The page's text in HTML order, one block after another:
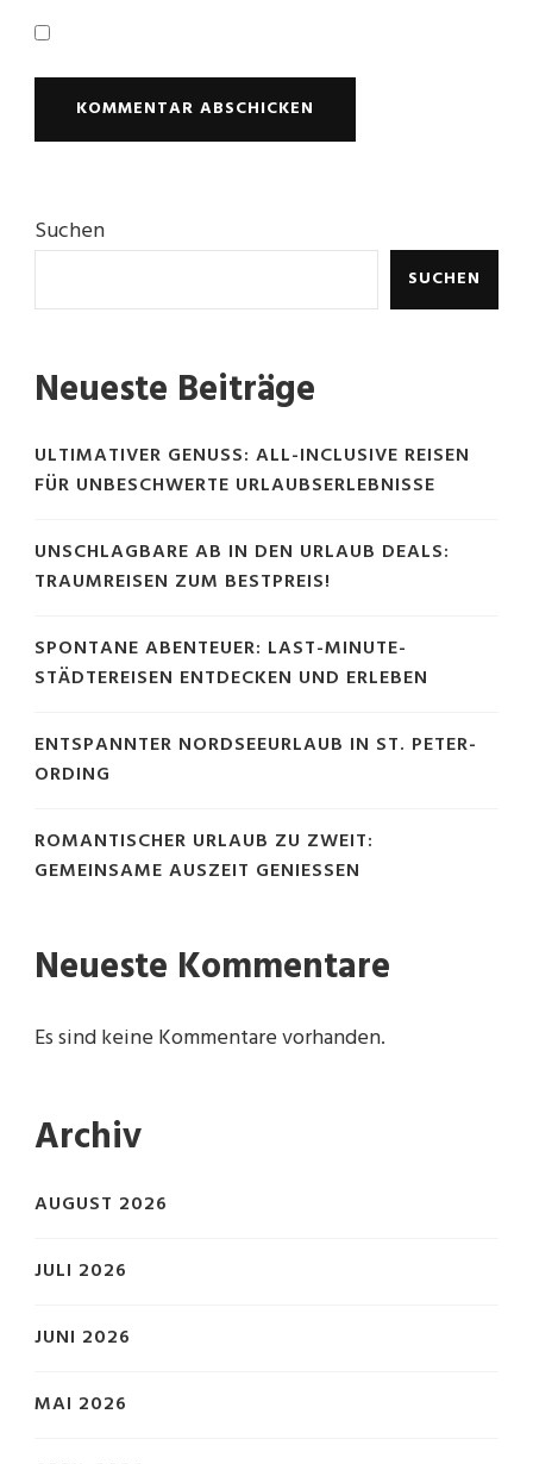
Suchen
SUCHEN
Neueste Beiträge
ULTIMATIVER GENUSS: ALL-INCLUSIVE REISEN
FÜR UNBESCHWERTE URLAUBSERLEBNISSE
UNSCHLAGBARE AB IN DEN URLAUB DEALS:
TRAUMREISEN ZUM BESTPREIS!
SPONTANE ABENTEUER: LAST-MINUTE-
STÄDTEREISEN ENTDECKEN UND ERLEBEN
ENTSPANNTER NORDSEEURLAUB IN ST. PETER-
ORDING
ROMANTISCHER URLAUB ZU ZWEIT:
GEMEINSAME AUSZEIT GENIESSEN
Neueste Kommentare
Es sind keine Kommentare vorhanden.
Archiv
AUGUST 2026
JULI 2026
JUNI 2026
MAI 2026